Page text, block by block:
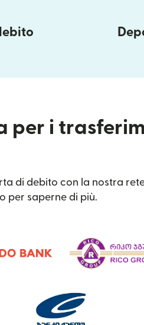
per i
di debito con la nostra
per saperne di più.